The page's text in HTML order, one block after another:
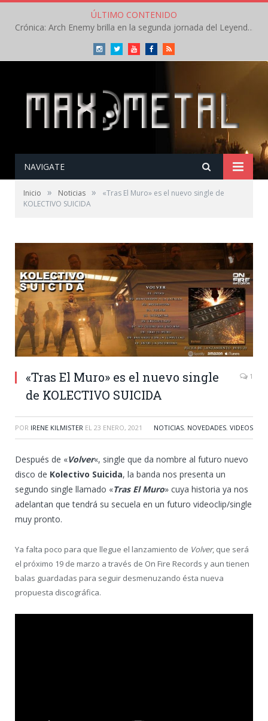
ÚLTIMO CONTENIDO
Crónica: Arch Enemy brilla en la segunda jornada del Leyendas del Rock – Jueves – Agosto 2026
InstagramTwitterYoutubeFacebookRSS
NAVIGATE
Inicio » Noticias »
«Tras El Muro» es el nuevo single de
KOLECTIVO SUICIDA
«Tras El Muro» es el nuevo single
de KOLECTIVO SUICIDA
1
POR IRENE KILMISTER EL 23 ENERO, 2021 NOTICIAS, NOVEDADES, VIDEOS
Después de «Volver«, single que da nombre al futuro nuevo
disco de Kolectivo Suicida, la banda nos presenta un
segundo single llamado «Tras El Muro» cuya historia ya nos
adelantan que tendrá su secuela en un futuro videoclip/single
muy pronto.
Ya falta poco para que llegue el lanzamiento de Volver, que será
el próximo 19 de marzo a través de On Fire Records y aun tienen
balas guardadas para seguir desmenuzando ésta nueva
propuesta discográfica.